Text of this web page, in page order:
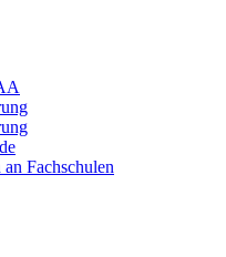
Fachschulen